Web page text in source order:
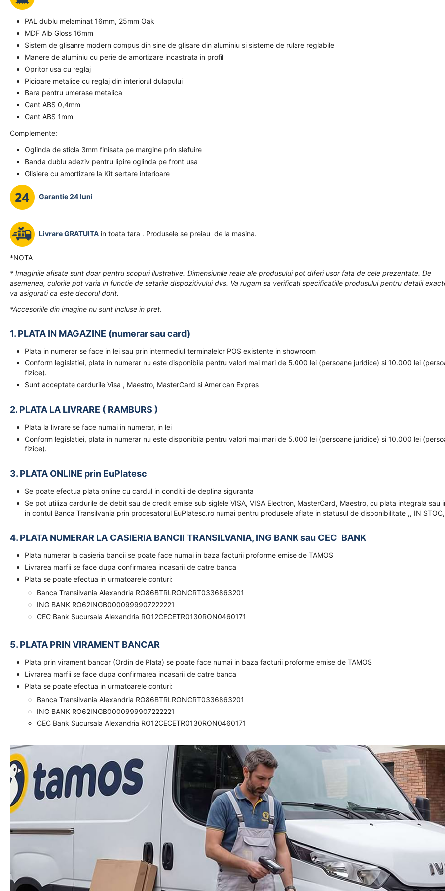
PAL dublu melaminat 16mm, 25mm Oak
MDF Alb Gloss 16mm
Sistem de glisanre modern compus din sine de glisare din aluminiu si sisteme de rulare reglabile
Manere de aluminiu cu perie de amortizare incastrata in profil
Opritor usa cu reglaj
Picioare metalice cu reglaj din interiorul dulapului
Bara pentru umerase metalica
Cant ABS 0,4mm
Cant ABS 1mm
Complemente:
Oglinda de sticla 3mm finisata pe margine prin slefuire
Banda dublu adeziv pentru lipire oglinda pe front usa
Glisiere cu amortizare la Kit sertare interioare
Garantie 24 luni
Livrare GRATUITA in toata tara . Produsele se preiau de la masina.
*NOTA
* Imaginile afisate sunt doar pentru scopuri ilustrative. Dimensiunile reale ale produsului pot diferi usor fata de cele prezentate. De
asemenea, culorile pot varia in functie de setarile dispozitivului dvs. Va rugam sa verificati specificatiile produsului pentru detalii
va asigurati ca este decorul dorit.
*Accesoriile din imagine nu sunt incluse in pret.
1. PLATA IN MAGAZINE (numerar sau card)
Plata in numerar se face in lei sau prin intermediul terminalelor POS existente in showroom
Conform legislatiei, plata in numerar nu este disponibila pentru valori mai mari de 5.000 lei (persoane juridice) si 10.000 lei
fizice).
Sunt acceptate cardurile Visa , Maestro, MasterCard si American Expres
2. PLATA LA LIVRARE ( RAMBURS )
Plata la livrare se face numai in numerar, in lei
Conform legislatiei, plata in numerar nu este disponibila pentru valori mai mari de 5.000 lei (persoane juridice) si 10.000 lei
fizice).
3. PLATA ONLINE prin EuPlatesc
Se poate efectua plata online cu cardul in conditii de deplina siguranta
Se pot utiliza cardurile de debit sau de credit emise sub siglele VISA, VISA Electron, MasterCard, Maestro, cu plata integrala sau
in contul Banca Transilvania prin procesatorul EuPlatesc.ro numai pentru produsele aflate in statusul de disponibilitate ,, IN
4. PLATA NUMERAR LA CASIERIA BANCII TRANSILVANIA, ING BANK sau CEC BANK
Plata numerar la casieria bancii se poate face numai in baza facturii proforme emise de TAMOS
Livrarea marfii se face dupa confirmarea incasarii de catre banca
Plata se poate efectua in urmatoarele conturi:
Banca Transilvania Alexandria RO86BTRLRONCRT0336863201
ING BANK RO62INGB0000999907222221
CEC Bank Sucursala Alexandria RO12CECETR0130RON0460171
5. PLATA PRIN VIRAMENT BANCAR
Plata prin virament bancar (Ordin de Plata) se poate face numai in baza facturii proforme emise de TAMOS
Livrarea marfii se face dupa confirmarea incasarii de catre banca
Plata se poate efectua in urmatoarele conturi:
Banca Transilvania Alexandria RO86BTRLRONCRT0336863201
ING BANK RO62INGB0000999907222221
CEC Bank Sucursala Alexandria RO12CECETR0130RON0460171